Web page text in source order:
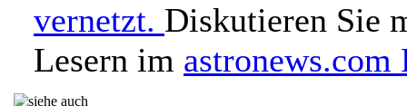
vernetzt. Diskutieren Sie
Lesern im astronews.com